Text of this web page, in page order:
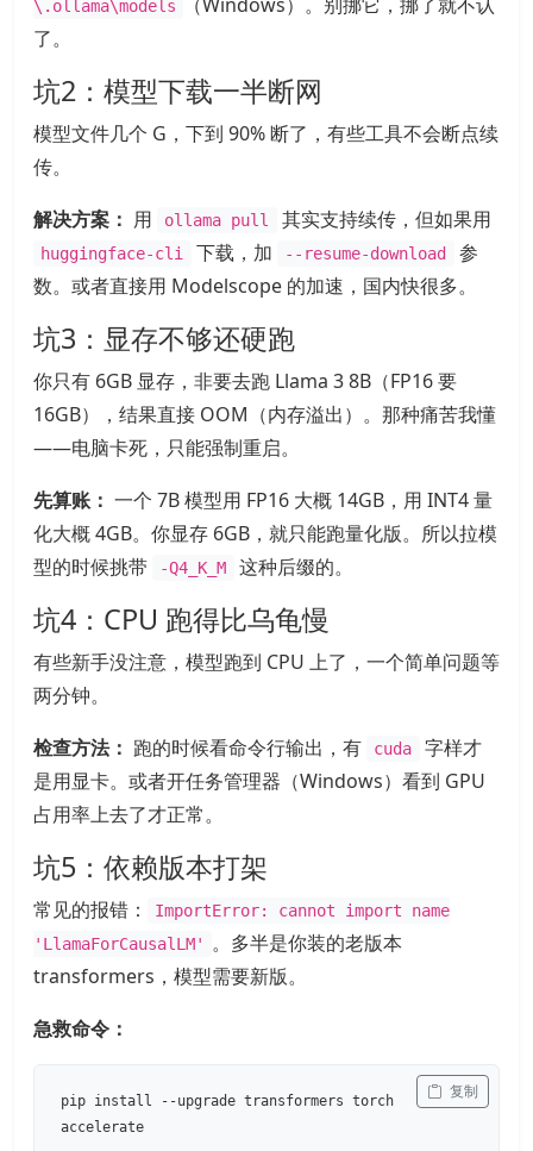
\.ollama\models
了。
坑2：模型下载一半断网
模型文件几个 G，下到 90% 断了，有些工具不会断点续
传。
解决方案： 用 ollama pull 其实支持续传，但如果用
huggingface-cli 下载，加 --resume-download
参
数。或者直接用 Modelscope 的加速，国内快很多。
坑3：显存不够还硬跑
你只有 6GB 显存，非要去跑 Llama 3 8B（FP16 要
16GB），结果直接 OOM（内存溢出）。那种痛苦我懂
——电脑卡死，只能强制重启。
先算账： 一个 7B 模型用 FP16 大概 14GB，用 INT4 量
化大概 4GB。你显存 6GB，就只能跑量化版。所以拉模
型的时候挑带
-Q4_K_M 这种后缀的。
坑4：CPU 跑得比乌龟慢
有些新手没注意，模型跑到 CPU 上了，一个简单问题等
两分钟。
检查方法： 跑的时候看命令行输出，有 cuda
字样才
是用显卡。或者开任务管理器（Windows）看到 GPU
占用率上去了才正常。
坑5：依赖版本打架
常见的报错：
ImportError: cannot import name
'LlamaForCausalLM'
。多半是你装的老版本
transformers，模型需要新版。
急救命令：
pip install --upgrade transformers torch
accelerate
复制